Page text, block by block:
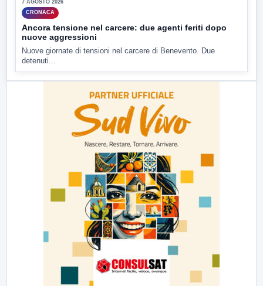
7 AGOSTO 2026
CRONACA
Ancora tensione nel carcere: due agenti feriti dopo
nuove aggressioni
Nuove giornate di tensioni nel carcere di Benevento. Due
detenuti...